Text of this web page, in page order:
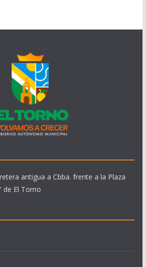
antigua a Cbba. frente a la Plaza
de El Torno